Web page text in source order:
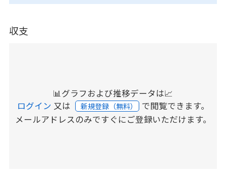
収支
📊グラフおよび推移データは📈
ログイン 又は 新規登録（無料） で閲覧できます。
メールアドレスのみですぐにご登録いただけます。